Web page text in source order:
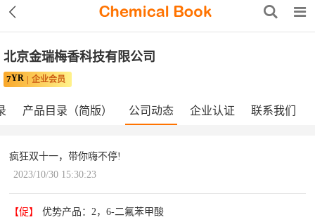
北京金瑞梅香科技有限公司
7YR 企业会员
产品目录（简版） 公司动态 企业认证 联系我们
疯狂双十一，带你嗨不停!
2023/10/30 15:30:23
【促】
优势产品：2，6-二氟苯甲酸